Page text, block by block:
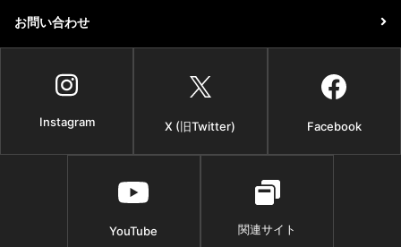
お問い合わせ
Instagram X (旧Twitter) Facebook
YouTube 関連サイト